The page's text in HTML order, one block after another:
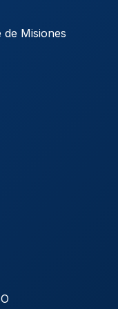
Misiones